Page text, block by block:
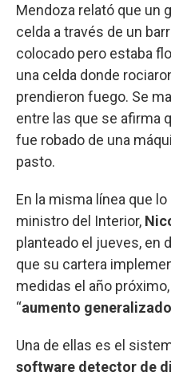
Mendoza relató que un
celda a través de un
colocado pero estaba
una celda donde
prendieron fuego. Se
entre las que se afirma
fue robado de una
pasto.
En la misma línea que
ministro del Interior,
planteado el jueves, en
que su cartera
medidas el año
“aumento
Una de ellas es el
software detector de